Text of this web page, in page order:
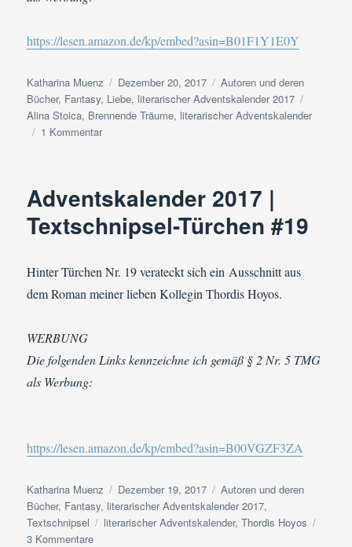
https://lesen.amazon.de/kp/embed?asin=B01F1Y1E0Y
Autor
Katharina Muenz
Veröffentlicht
am
Dezember 20, 2017 Kategorien
Autoren und deren
Bücher, Fantasy, Liebe, literarischer Adventskalender 2017
Alina Stoica, Brennende Träume, literarischer Adventskalender
1 Kommentarzu
Textschnipsel-
#20
Adventskalender 2017 |
Textschnipsel-Türchen #19
Hinter Türchen Nr. 19 verateckt sich ein Ausschnitt aus
dem Roman meiner lieben Kollegin Thordis Hoyos.
WERBUNG
Die folgenden Links kennzeichne ich gemäß § 2 Nr. 5 TMG
als Werbung:
https://lesen.amazon.de/kp/embed?asin=B00VGZF3ZA
Autor
Katharina Muenz
Veröffentlicht
am
Dezember 19, 2017 Kategorien
Autoren und deren
Bücher, Fantasy, literarischer Adventskalender 2017,
Textschnipsel
Schlagwörter
literarischer Adventskalender,Thordis Hoyos
3 Kommentarezu